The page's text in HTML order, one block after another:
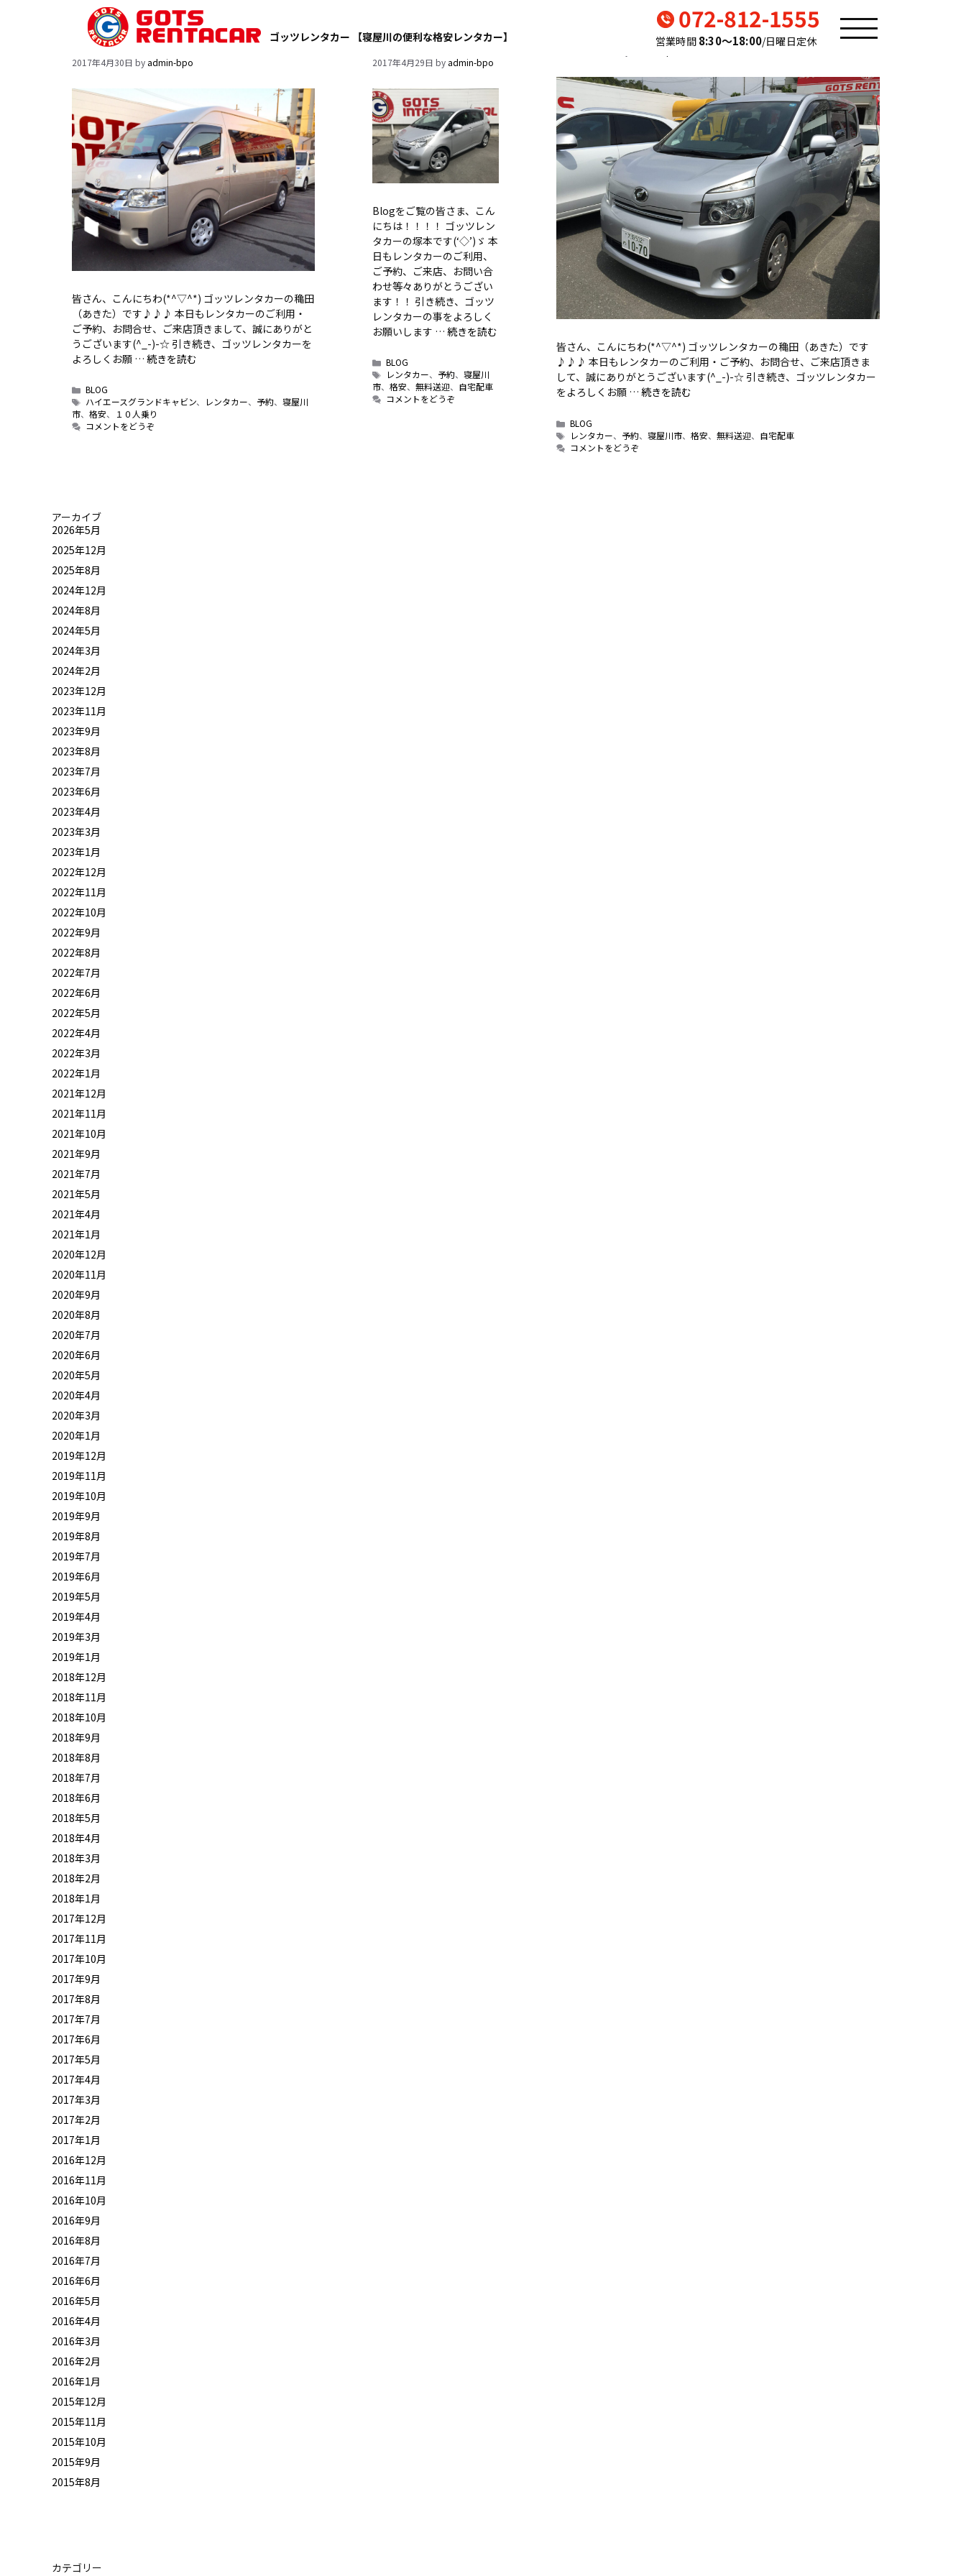
ゴッツレンタカー 【寝屋川の便利な格安レンタカー】
072-812-1555
営業時間 8:30〜18:00/日曜日定休
明日から５月～!(^^)!レンタカーご予約お待ちしてお
りま～す🎶
2017年4月30日 by admin-bpo
皆さん、こんにちわ(*^▽^*) ゴッツレンタカーの穐田
（あきた）です♪♪♪ 本日もレンタカーのご利用・
ご予約、お問合せ、ご来店頂きまして、誠にありがと
うございます(^_-)-☆ 引き続き、ゴッツレンタカーを
よろしくお願 … 続きを読む
カ
テ
ゴ
リ
BLOG
タ
グ
ハイエースグランドキャビン、 レンタカー、 予約、寝屋川
市、 格安、
１０人乗り
コメントをどうぞ
本日はゴッツの販売車両の
ご紹介です！！
2017年4月29日 by admin-bpo
Blogをご覧の皆さま、こん
にちは！！！！ ゴッツレン
タカーの塚本です(‘◇’)ゞ 本
日もレンタカーのご利用、
ご予約、ご来店、お問い合
わせ等々ありがとうござい
ます！！ 引き続き、ゴッツ
レンタカーの事をよろしく
お願いします …続きを読む
カ
テ
ゴ
リ
BLOG
タ
グ
レンタカー、 予約、寝屋川
市、格安、無料送迎、 自宅配車
コメントをどうぞ
プレミアムフライデー✨ＧＷお車のご準備まだの方必見👀
admin-bpo
皆さん、こんにちわ(*^▽^*) ゴッツレンタカーの穐田（あきた）です
♪♪♪ 本日もレンタカーのご利用・ご予約、お問合せ、ご来店頂きま
して、誠にありがとうございます(^_-)-☆ 引き続き、ゴッツレンタカー
をよろしくお願 …続きを読む
カ
テ
ゴ
BLOG
タ
グ
レンタカー、 予約、寝屋川市、格安、無料送迎、 自宅配車
コメントをどうぞ
アーカイブ
2026年5月
2025年12月
2025年8月
2024年12月
2024年8月
2024年5月
2024年3月
2024年2月
2023年12月
2023年11月
2023年9月
2023年8月
2023年7月
2023年6月
2023年4月
2023年3月
2023年1月
2022年12月
2022年11月
2022年10月
2022年9月
2022年8月
2022年7月
2022年6月
2022年5月
2022年4月
2022年3月
2022年1月
2021年12月
2021年11月
2021年10月
2021年9月
2021年7月
2021年5月
2021年4月
2021年1月
2020年12月
2020年11月
2020年9月
2020年8月
2020年7月
2020年6月
2020年5月
2020年4月
2020年3月
2020年1月
2019年12月
2019年11月
2019年10月
2019年9月
2019年8月
2019年7月
2019年6月
2019年5月
2019年4月
2019年3月
2019年1月
2018年12月
2018年11月
2018年10月
2018年9月
2018年8月
2018年7月
2018年6月
2018年5月
2018年4月
2018年3月
2018年2月
2018年1月
2017年12月
2017年11月
2017年10月
2017年9月
2017年8月
2017年7月
2017年6月
2017年5月
2017年4月
2017年3月
2017年2月
2017年1月
2016年12月
2016年11月
2016年10月
2016年9月
2016年8月
2016年7月
2016年6月
2016年5月
2016年4月
2016年3月
2016年2月
2016年1月
2015年12月
2015年11月
2015年10月
2015年9月
2015年8月
カテゴリー